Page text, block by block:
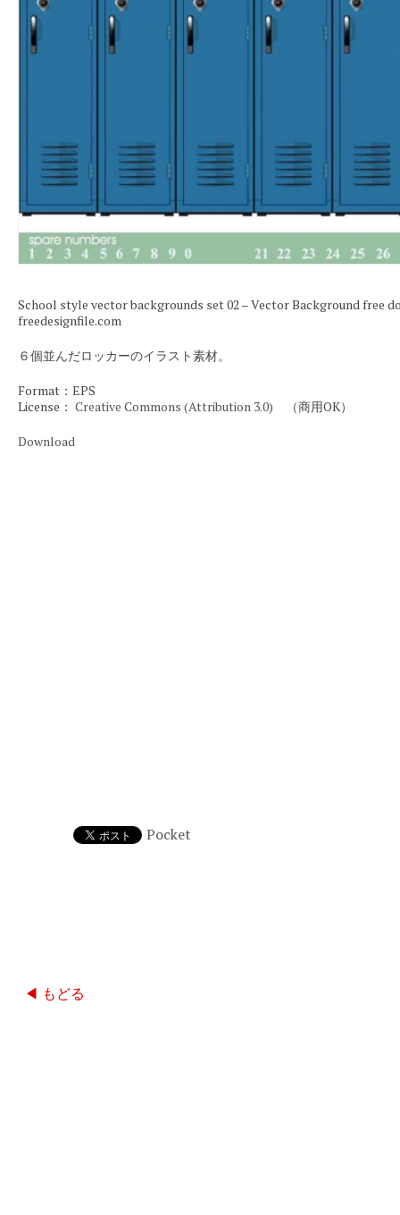
School style vector backgrounds set 02 – Vector Background
freedesignfile.com
６個並んだロッカーのイラスト素材。
Format：EPS
License： Creative Commons (Attribution 3.0) （商用OK）
Download
Pocket
◀ もどる